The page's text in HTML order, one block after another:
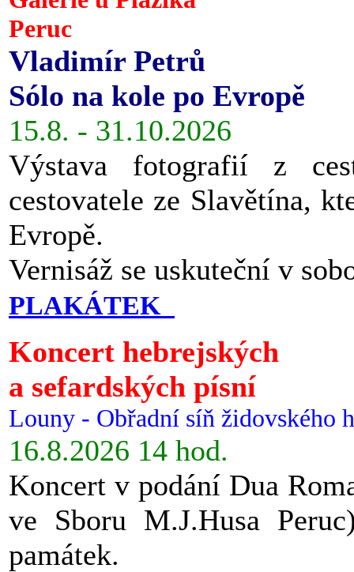
Peruc
Vladimír Petrů
Sólo na kole po Evropě
15.8. - 31.10.2026
Výstava fotografií z
cestovatele ze Slavětína,
Evropě.
Vernisáž se uskuteční v
PLAKÁTEK
Koncert hebrejských
a sefardských písní
Louny - Obřadní síň židovského
16.8.2026 14 hod.
Koncert v podání Dua
ve Sboru M.J.Husa
památek.